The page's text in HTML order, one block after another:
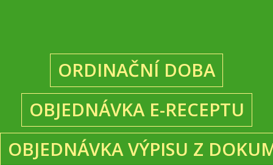
ORDINAČNÍ DOBA
OBJEDNÁVKA E-RECEPTU
OBJEDNÁVKA VÝPISU Z